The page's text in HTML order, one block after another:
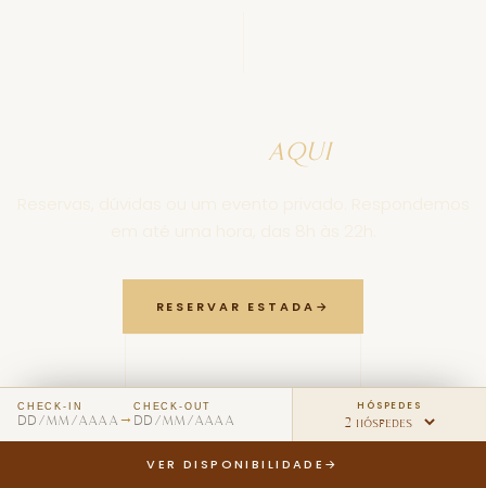
aqui.
RESERVAR ESTADA →
CHECK-IN
DD/MM/AAAA →
CHECK-OUT
DD/MM/AAAA
HÓSPEDES
VER DISPONIBILIDADE →